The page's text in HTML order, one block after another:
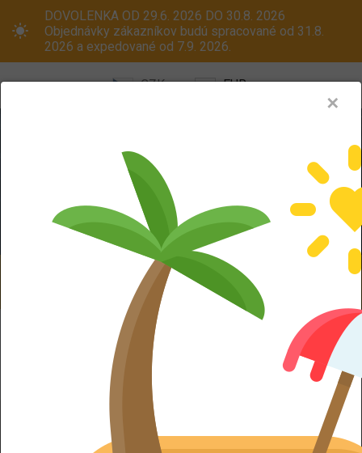
DOVOLENKA OD 29.6. 2026 DO 30.8. 2026
Objednávky zákazníkov budú spracované od 31.8.
2026 a expedované od 7.9. 2026.
CZK EUR
Menu
Oceľové disky ALU kola
Dodáváme aj na Slovensko! Platcom
DPH dodáme tovar bez DPH.
Prihlásenie
✕